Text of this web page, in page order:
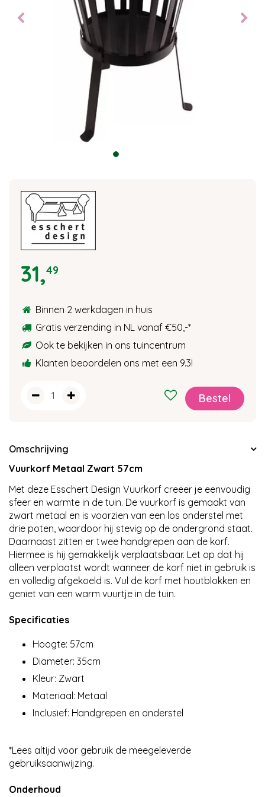
31,49
Binnen 2 werkdagen in huis
Gratis verzending in NL vanaf €50,-*
Ook te bekijken in ons tuincentrum
Klanten beoordelen ons met een 9.3!
Omschrijving
Vuurkorf Metaal Zwart 57cm
Met deze Esschert Design Vuurkorf creëer je eenvoudig
sfeer en warmte in de tuin. De vuurkorf is gemaakt van
zwart metaal en is voorzien van een los onderstel met
drie poten, waardoor hij stevig op de ondergrond staat.
Daarnaast zitten er twee handgrepen aan de korf.
Hiermee is hij gemakkelijk verplaatsbaar. Let op dat hij
alleen verplaatst wordt wanneer de korf niet in gebruik is
en volledig afgekoeld is. Vul de korf met houtblokken en
geniet van een warm vuurtje in de tuin.
Specificaties
Hoogte: 57cm
Diameter: 35cm
Kleur: Zwart
Materiaal: Metaal
Inclusief: Handgrepen en onderstel
*Lees altijd voor gebruik de meegeleverde
gebruiksaanwijzing.
Onderhoud